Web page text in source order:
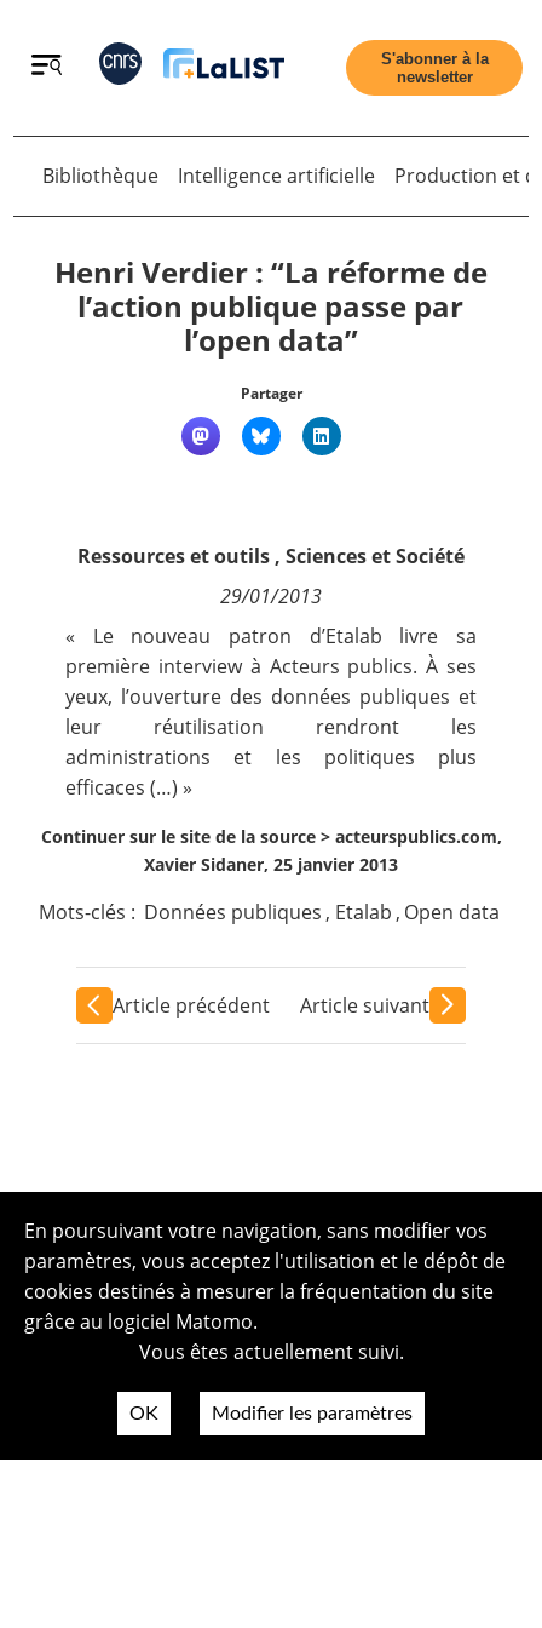
Retour
Contact
Nous suivre
S'abonner à la
newsletter
Bibliothèque
Intelligence artificielle Production et
Henri Verdier : “La réforme de
l’action publique passe par
l’open data”
Partager
Ressources et outils , Sciences et Société
29/01/2013
« Le nouveau patron d’Etalab livre sa
première interview à Acteurs publics. À ses
yeux, l’ouverture des données publiques et
leur réutilisation rendront les
administrations et les politiques plus
efficaces (…) »
Continuer sur le site de la source > acteurspublics.com,
Xavier Sidaner, 25 janvier 2013
Mots-clés : Données publiques , Etalab , Open data
Article précédent Article suivant
En poursuivant votre navigation, sans modifier vos
paramètres, vous acceptez l'utilisation et le dépôt de
cookies destinés à mesurer la fréquentation du site
grâce au logiciel Matomo.
Vous êtes actuellement suivi.
OK Modifier les paramètres